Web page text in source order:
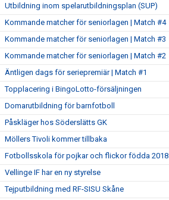
Utbildning inom spelarutbildningsplan (SUP)
Kommande matcher för seniorlagen | Match #4
Kommande matcher för seniorlagen | Match #3
Kommande matcher för seniorlagen | Match #2
Äntligen dags för seriepremiär | Match #1
Topplacering i BingoLotto-försäljningen
Domarutbildning för barnfotboll
Påskläger hos Söderslätts GK
Möllers Tivoli kommer tillbaka
Fotbollsskola för pojkar och flickor födda 2018
Vellinge IF har en ny styrelse
Tejputbildning med RF-SISU Skåne